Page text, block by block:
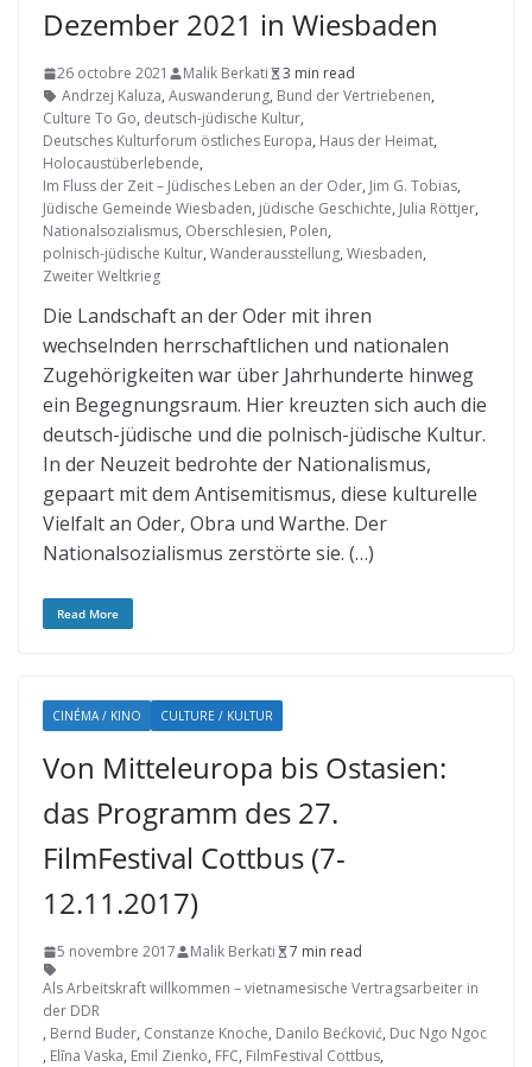
Dezember 2021 in Wiesbaden
26 octobre 2021 Malik Berkati
3 min read
Andrzej Kaluza, Auswanderung, Bund der Vertriebenen,
Culture To Go, deutsch-jüdische Kultur,
Deutsches Kulturforum östliches Europa, Haus der Heimat,
Holocaustüberlebende,
Im Fluss der Zeit – Jüdisches Leben an der Oder, Jim G. Tobias,
Jüdische Gemeinde Wiesbaden, jüdische Geschichte, Julia Röttjer,
Nationalsozialismus, Oberschlesien, Polen,
polnisch-jüdische Kultur, Wanderausstellung, Wiesbaden,
Zweiter Weltkrieg
Die Landschaft an der Oder mit ihren
wechselnden herrschaftlichen und nationalen
Zugehörigkeiten war über Jahrhunderte hinweg
ein Begegnungsraum. Hier kreuzten sich auch die
deutsch-jüdische und die polnisch-jüdische Kultur.
In der Neuzeit bedrohte der Nationalismus,
gepaart mit dem Antisemitismus, diese kulturelle
Vielfalt an Oder, Obra und Warthe. Der
Nationalsozialismus zerstörte sie. (…)
Read More
CINÉMA / KINO CULTURE / KULTUR
Von Mitteleuropa bis Ostasien:
das Programm des 27.
FilmFestival Cottbus (7-
12.11.2017)
5 novembre 2017 Malik Berkati
7 min read
Als Arbeitskraft willkommen – vietnamesische Vertragsarbeiter in
der DDR
, Bernd Buder, Constanze Knoche, Danilo Bećković, Duc Ngo Ngoc
, Elīna Vaska, Emil Zienko, FFC, FilmFestival Cottbus,